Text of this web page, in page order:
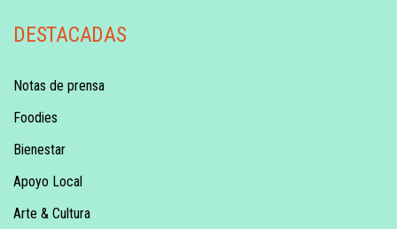
DESTACADAS
Notas de prensa
Foodies
Bienestar
Apoyo Local
Arte & Cultura